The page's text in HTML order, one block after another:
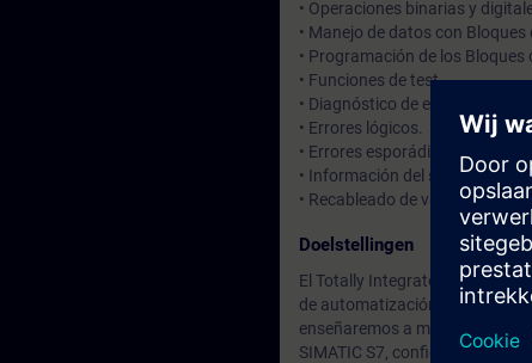
• Operaciones binarias y
• Manejo de datos con Bloques
• Programación de los Bloques
• Funciones de test.
• Diagnóstico de errores.
• Errores lógicos.
• Errores esporádicos.
• Información del sistema.
• Recableado de variables en
Doelstellingen
El Totally Integrated
de automatización dentro de
enseñaremos a manejar TIA
SIMATIC S7, configuración y